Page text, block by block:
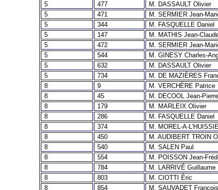
5
477
M. DASSAULT Olivier
5
471
M. SERMIER Jean-
5
344
M. FASQUELLE Daniel
5
147
M. MATHIS Jean-
5
472
M. SERMIER Jean-
5
544
M. GINESY Charles-
5
632
M. DASSAULT Olivier
5
734
M. DE MAZIÈRES
8
9
M. VERCHÈRE Patrice
8
45
M. DECOOL Jean-
8
179
M. MARLEIX Olivier
8
286
M. FASQUELLE Daniel
8
374
M. MOREL-A-
8
450
M. AUDIBERT TROIN
8
540
M. SALEN Paul
8
554
M. POISSON Jean-
8
784
M. LARRIVÉ Guillaume
8
803
M. CIOTTI Éric
8
854
M. SAUVADET